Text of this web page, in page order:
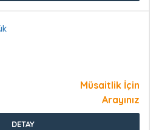
Müsaitlik İçin
Arayınız
DETAY